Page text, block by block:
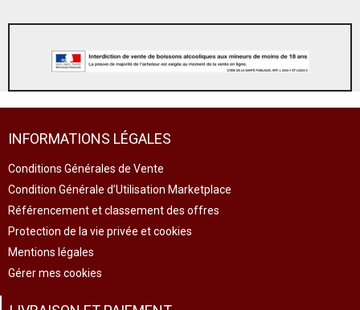
INFORMATIONS LÉGALES
Conditions Générales de Vente
Condition Générale d’Utilisation Marketplace
Référencement et classement des offres
Protection de la vie privée et cookies
Mentions légales
Gérer mes cookies